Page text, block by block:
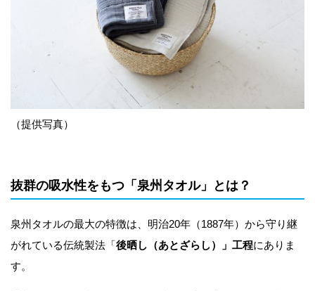
（提供写真）
抜群の吸水性をもつ「泉州タオル」とは？
泉州タオルの最大の特徴は、明治20年（1887年）から守り継
がれている伝統製法「後晒し（あとざらし）」工程にありま
す。